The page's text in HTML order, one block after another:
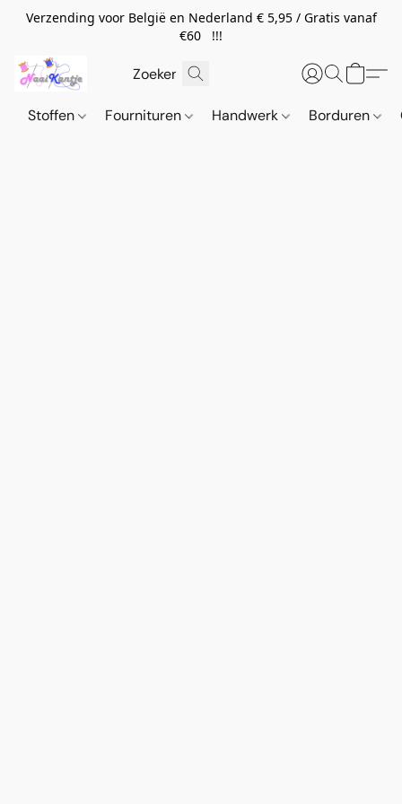
Verzending voor België en Nederland € 5,95 / Gratis vanaf
€60 !!!
Stoffen Fournituren Handwerk Borduren